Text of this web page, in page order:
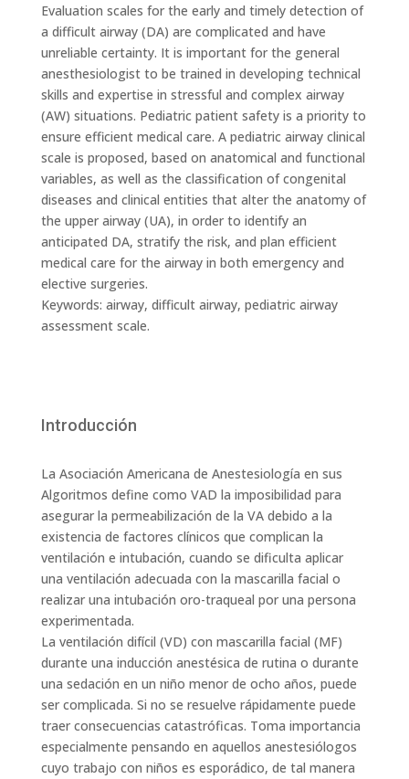
Evaluation scales for the early and timely detection of
a difficult airway (DA) are complicated and have
unreliable certainty. It is important for the general
anesthesiologist to be trained in developing technical
skills and expertise in stressful and complex airway
(AW) situations. Pediatric patient safety is a priority to
ensure efficient medical care. A pediatric airway clinical
scale is proposed, based on anatomical and functional
variables, as well as the classification of congenital
diseases and clinical entities that alter the anatomy of
the upper airway (UA), in order to identify an
anticipated DA, stratify the risk, and plan efficient
medical care for the airway in both emergency and
elective surgeries.
Keywords: airway, difficult airway, pediatric airway
assessment scale.
Introducción
La Asociación Americana de Anestesiología en sus
Algoritmos define como VAD la imposibilidad para
asegurar la permeabilización de la VA debido a la
existencia de factores clínicos que complican la
ventilación e intubación, cuando se dificulta aplicar
una ventilación adecuada con la mascarilla facial o
realizar una intubación oro-traqueal por una persona
experimentada.
La ventilación difícil (VD) con mascarilla facial (MF)
durante una inducción anestésica de rutina o durante
una sedación en un niño menor de ocho años, puede
ser complicada. Si no se resuelve rápidamente puede
traer consecuencias catastróficas. Toma importancia
especialmente pensando en aquellos anestesiólogos
cuyo trabajo con niños es esporádico, de tal manera